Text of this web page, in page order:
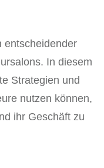
entscheidender
In diesem
Strategien und
nutzen können,
ihr Geschäft zu